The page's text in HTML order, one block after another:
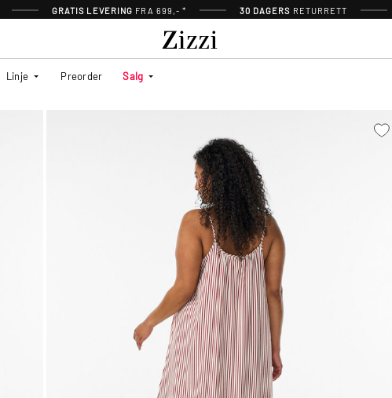
GRATIS LEVERING FRA 699,- * 30 DAGERS RETURRETT
Linje Preorder Salg